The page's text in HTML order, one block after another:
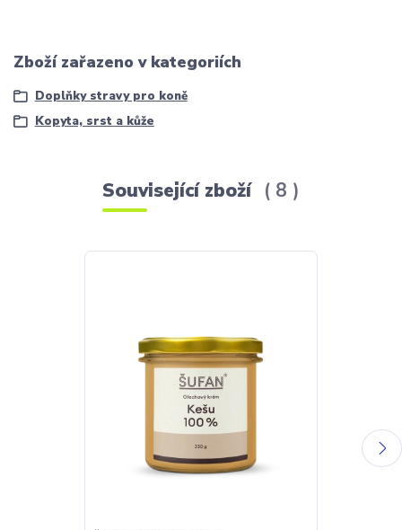
Zboží zařazeno v kategoriích
Doplňky stravy pro koně
Kopyta, srst a kůže
Související zboží 8